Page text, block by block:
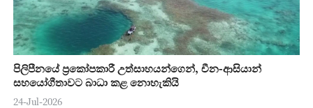
පිලිපීනයේ ප්‍රකෝපකාරී උත්සාහයන්ගෙන්, චීන-ආසියාන්
සහයෝගීතාවට බාධා කළ නොහැකියි
24-Jul-2026